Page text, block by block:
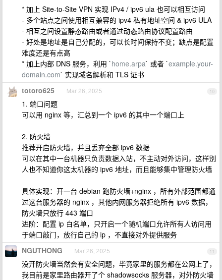
* 加上 Site-to-Site VPN 实现 IPv4 / ipv6 ula 也可以相互访问
- 多个站点之间使用相互兼容的 ipv4 私有地址空间 & ipv6 ULA
- 相互之间设置静态路由或者通过动态路由协议配置路由
- 好处是地址是自己分配的，可以长时间保持不变；缺点是配置
难度还是有点高
* 加上内部 DNS 服务，利用 `home.arpa` 或者 `example.your-
domain.com` 实现域名解析和 TLS 证书
10
totoro625 Mar 26, 2025
1. 端口问题
可以用 nginx 等，汇总到一个 ipv6 的其中一个端口上
2. 防火墙
推荐开启防火墙，并且丢弃全部 ipv6 数据
可以在其中一台机器只负责数据入站，不主动对外访问，这样别
人也不知道你这太机器的 ipv6 地址，而且能够集中管理防火墙
具体实现：开一台 debian 跑防火墙+nginx ，所有外部范围都通
过这台服务器的 nginx ，其他内网服务器拒绝所有 ipv6 数据，
防火墙只放行 443 端口
进阶：配置 ip 白名单，只开启一个随机端口允许所有人访问用
于端口敲门，放行自己的 ip ，不直接对外提供服务
11
NGUTHONG Mar 26, 2025
没开防火墙当然会有安全问题，毕竟家里的服务都在公网上了，
我目前是家里路由器开了个 shadowsocks 服务器，对外防火墙